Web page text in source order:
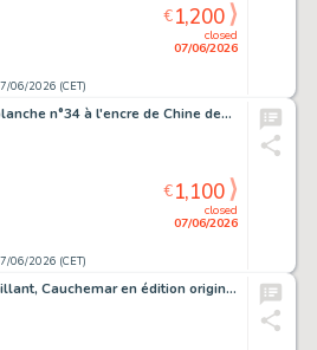
06/2026 (CET)
closed
07/06/2026
€1,200
n°34 à l'encre de Chine de…
06/2026 (CET)
closed
07/06/2026
€1,100
Michel Vaillant, Cauchemar en édition originale…